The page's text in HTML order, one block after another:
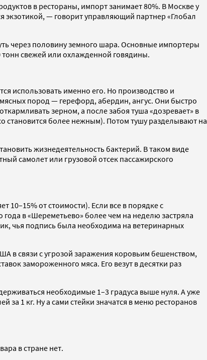
в рестораны, импорт занимает 80%. В Москве у
экзотикой, — говорит управляющий партнер «Глобал
через половину земного шара. Основные импортеры
тонн свежей или охлажденной говядины.
использовать именно его. Но производство и
пород — герефорд, абердин, ангус. Они быстро
зерном, а после забоя туша «дозревает» в
становится более нежным). Потом тушу разделывают на
жизнедеятельность бактерий. В таком виде
самолет или грузовой отсек пассажирского
от стоимости). Если все в порядке с
в «Шереметьево» более чем на неделю застряла
чья подпись была необходима на ветеринарных
в связи с угрозой заражения коровьим бешенством,
замороженного мяса. Его везут в десятки раз
необходимые 1–3 градуса выше нуля. А уже
за 1 кг. Ну а сами стейки значатся в меню ресторанов
в стране нет.